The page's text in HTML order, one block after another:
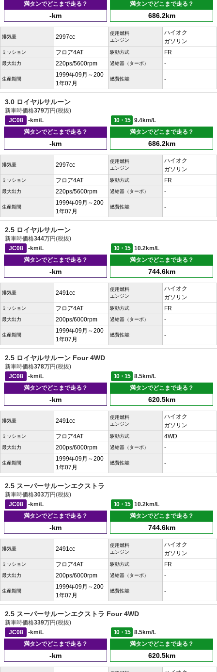
満タンでどこまで走る？
-km
満タンでどこまで走る？
686.2km
排気量 2997cc
使用燃料
エンジン
ハイオク
ガソリン
ミッション フロア4AT 駆動方式 FR
最大出力 220ps/5600rpm 過給器（ターボ） -
生産期間
1999年09月～200
1年07月
燃費性能 -
3.0 ロイヤルサルーン
新車時価格379万円(税抜)
JC08
-km/L 10・15
9.4km/L
満タンでどこまで走る？
-km
満タンでどこまで走る？
686.2km
排気量 2997cc
使用燃料
エンジン
ハイオク
ガソリン
ミッション フロア4AT 駆動方式 FR
最大出力 220ps/5600rpm 過給器（ターボ） -
生産期間
1999年09月～200
1年07月
燃費性能 -
2.5 ロイヤルサルーン
新車時価格344万円(税抜)
JC08
-km/L 10・15
10.2km/L
満タンでどこまで走る？
-km
満タンでどこまで走る？
744.6km
排気量 2491cc
使用燃料
エンジン
ハイオク
ガソリン
ミッション フロア4AT 駆動方式 FR
最大出力 200ps/6000rpm 過給器（ターボ） -
生産期間
1999年09月～200
1年07月
燃費性能 -
2.5 ロイヤルサルーン Four 4WD
新車時価格378万円(税抜)
JC08
-km/L 10・15
8.5km/L
満タンでどこまで走る？
-km
満タンでどこまで走る？
620.5km
排気量 2491cc
使用燃料
エンジン
ハイオク
ガソリン
ミッション フロア4AT 駆動方式 4WD
最大出力 200ps/6000rpm 過給器（ターボ） -
生産期間
1999年09月～200
1年07月
燃費性能 -
2.5 スーパーサルーンエクストラ
新車時価格303万円(税抜)
JC08
-km/L 10・15
10.2km/L
満タンでどこまで走る？
-km
満タンでどこまで走る？
744.6km
排気量 2491cc
使用燃料
エンジン
ハイオク
ガソリン
ミッション フロア4AT 駆動方式 FR
最大出力 200ps/6000rpm 過給器（ターボ） -
生産期間
1999年09月～200
1年07月
燃費性能 -
2.5 スーパーサルーンエクストラ Four 4WD
新車時価格339万円(税抜)
JC08
-km/L 10・15
8.5km/L
満タンでどこまで走る？
-km
満タンでどこまで走る？
620.5km